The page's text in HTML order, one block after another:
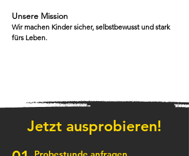
Unsere Mission
Wir machen Kinder sicher, selbstbewusst und stark
fürs Leben.
Jetzt ausprobieren!